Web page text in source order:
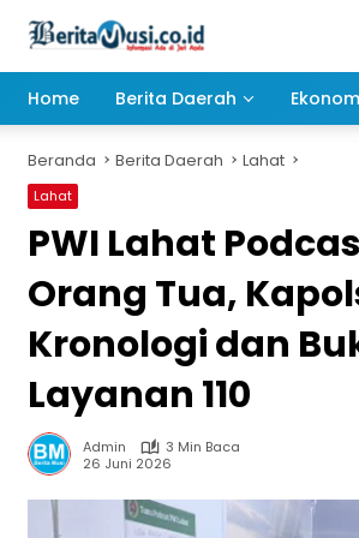
Home Berita Daerah
Beranda Berita Daerah Lahat
Lahat
PWI Lahat
Orang Tua,
Kronologi dan
Layanan 110
Admin
3 Min Baca
26 Juni 2026